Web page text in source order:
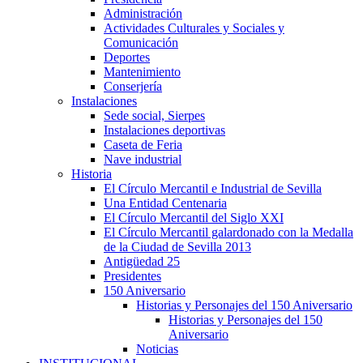
Administración
Actividades Culturales y Sociales y
Comunicación
Deportes
Mantenimiento
Conserjería
Instalaciones
Sede social, Sierpes
Instalaciones deportivas
Caseta de Feria
Nave industrial
Historia
El Círculo Mercantil e Industrial de Sevilla
Una Entidad Centenaria
El Círculo Mercantil del Siglo XXI
El Círculo Mercantil galardonado con la Medalla
de la Ciudad de Sevilla 2013
Antigüedad 25
Presidentes
150 Aniversario
Historias y Personajes del 150 Aniversario
Historias y Personajes del 150
Aniversario
Noticias